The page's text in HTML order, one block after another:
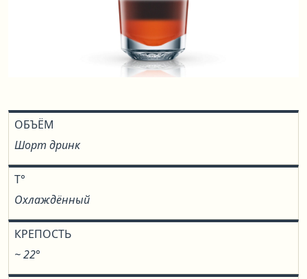
ОБЪЁМ
Шорт дринк
T°
Охлаждённый
КРЕПОСТЬ
~ 22°